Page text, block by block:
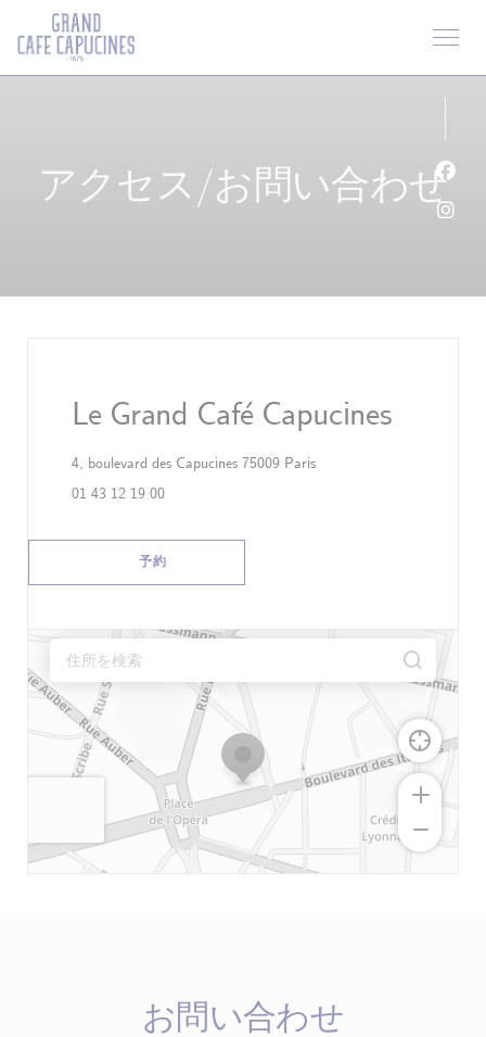
クッキー利用の管理について
アクセス/お問い合わせ
Le Grand Café Capucines
4, boulevard des Capucines 75009 Paris((新しいウィンドウで開
01 43 12 19 00
予約
お問い合わせ